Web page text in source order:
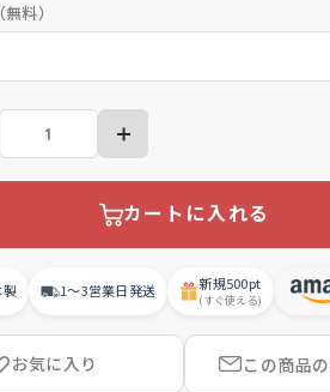
料）
カートに入れる
製 1〜3営業日発送 新規500pt
(すぐ使える)
お気に入り この商品の